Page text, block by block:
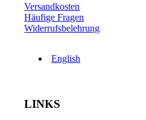
Versandkosten
Häufige Fragen
Widerrufsbelehrung
English
LINKS